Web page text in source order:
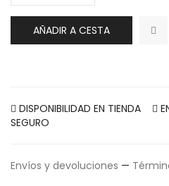
AÑADIR A CESTA
DISPONIBILIDAD EN TIENDA
SEGURO
Envíos y devoluciones —